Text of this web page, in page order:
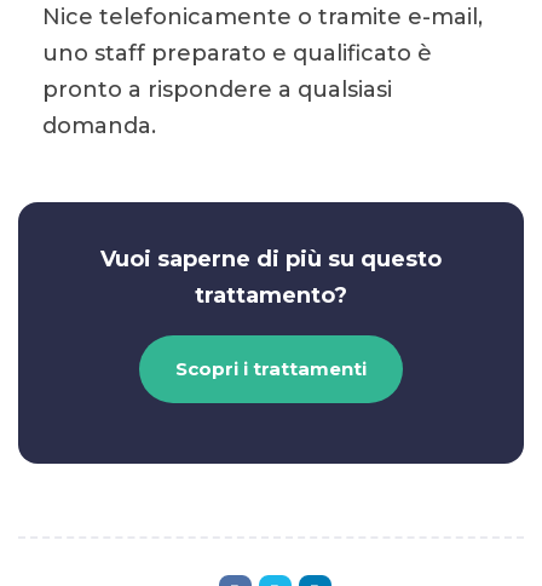
Nice telefonicamente o tramite e-mail,
uno staff preparato e qualificato è
pronto a rispondere a qualsiasi
domanda.
Vuoi saperne di più su questo
trattamento?
Scopri i trattamenti